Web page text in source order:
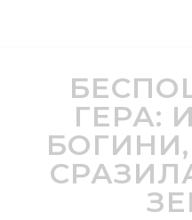
ГЕРА: